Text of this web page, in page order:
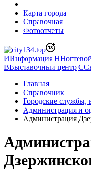
Карта города
Справочная
Фотоотчеты
ИИнформация Н
ВВыставочный центр С
Главная
Справочник
Городские службы,
Администрация и
Администрация